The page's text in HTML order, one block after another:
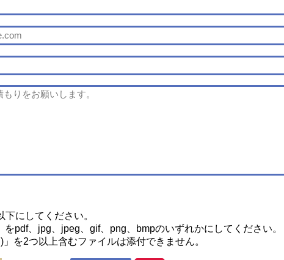
にしてください。
をpdf、jpg、jpeg、gif、png、bmpのいずれかにしてください。
を2つ以上含むファイルは添付できません。